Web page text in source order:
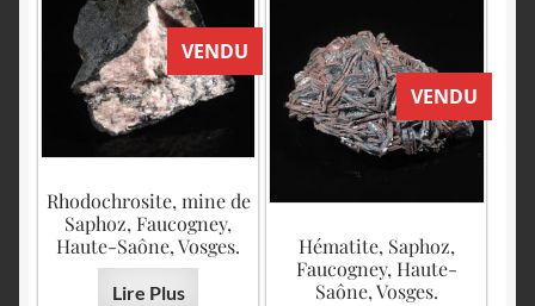
VENDU
Rhodochrosite, mine de
Saphoz, Faucogney,
Haute-Saône, Vosges.
Lire Plus
VENDU
Hématite, Saphoz,
Faucogney, Haute-
Saône, Vosges.